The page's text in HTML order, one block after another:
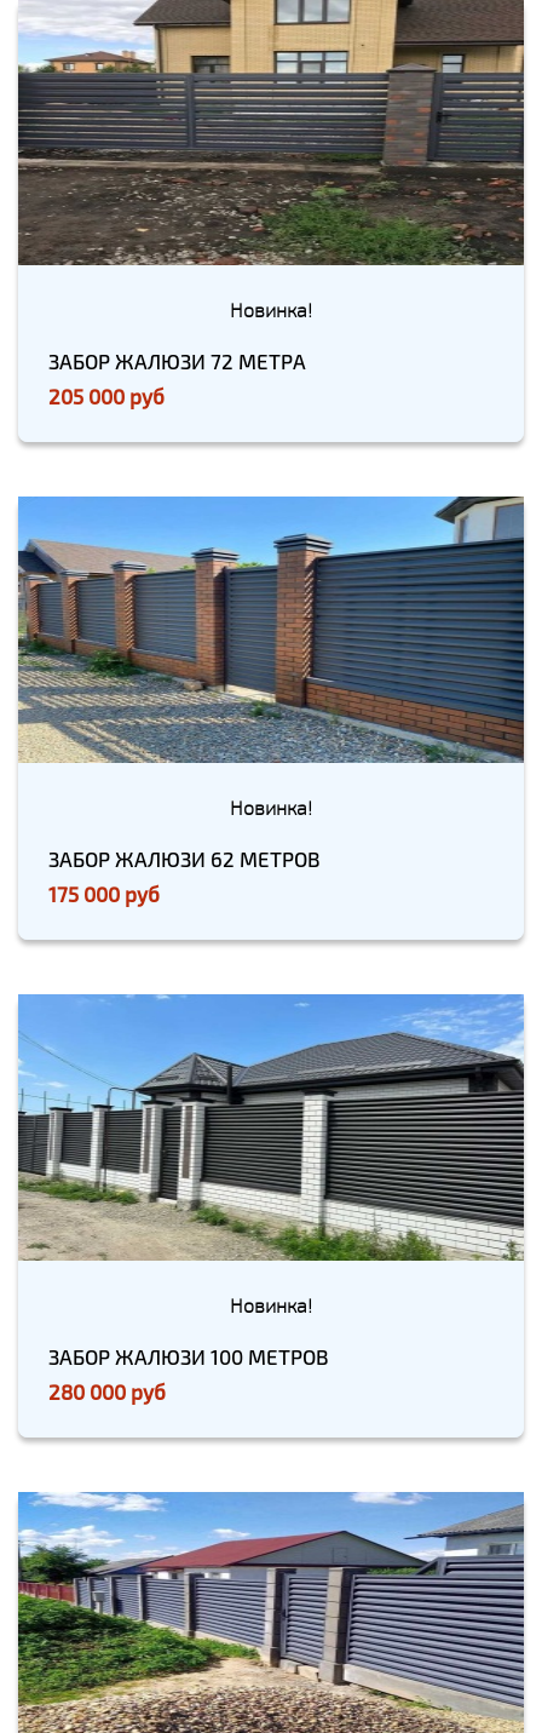
Новинка!
ЗАБОР ЖАЛЮЗИ 72 МЕТРА
205 000 руб
Новинка!
ЗАБОР ЖАЛЮЗИ 62 МЕТРОВ
175 000 руб
Новинка!
ЗАБОР ЖАЛЮЗИ 100 МЕТРОВ
280 000 руб